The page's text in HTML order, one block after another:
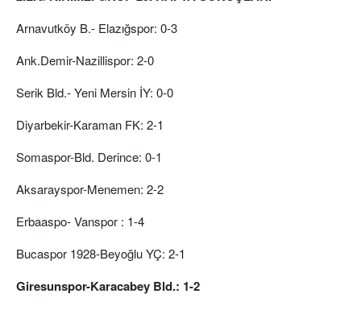
Arnavutköy B.- Elazığspor: 0-3
Ank.Demir-Nazillispor: 2-0
Serik Bld.- Yeni Mersin İY: 0-0
Diyarbekir-Karaman FK: 2-1
Somaspor-Bld. Derince: 0-1
Aksarayspor-Menemen: 2-2
Erbaaspo- Vanspor : 1-4
Bucaspor 1928-Beyoğlu YÇ: 2-1
Giresunspor-Karacabey Bld.: 1-2